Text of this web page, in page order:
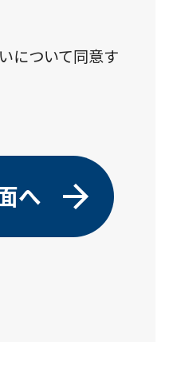
人情報は、厳正に
財産であり、当社
の源泉となる重要
係法令、および
いて、適法かつ公
た利用目的の範
について同意す